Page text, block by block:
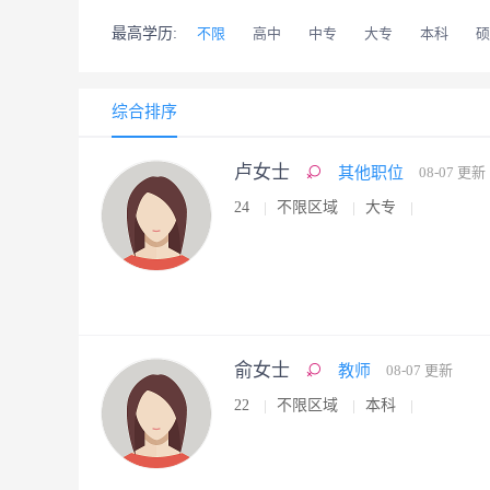
最高学历: 不限 高中 中专 大专 本科
综合排序
卢女士 其他职位 08-07 更新
24 不限区域 大专
俞女士 教师 08-07 更新
22 不限区域 本科